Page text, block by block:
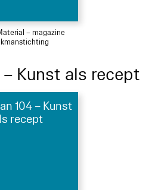
– magazine
Kunst als recept
104 – Kunst
recept